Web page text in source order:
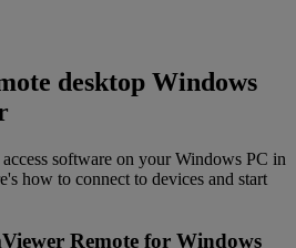
desktop Windows
software on your Windows PC in
how to connect to devices and start
Remote for Windows